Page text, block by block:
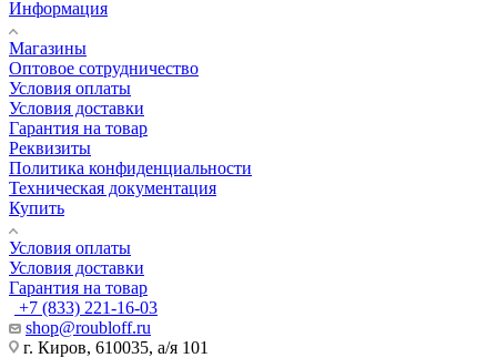
Информация
Магазины
Оптовое сотрудничество
Условия оплаты
Условия доставки
Гарантия на товар
Реквизиты
Политика конфиденциальности
Техническая документация
Купить
Условия оплаты
Условия доставки
Гарантия на товар
+7 (833) 221-16-03
shop@roubloff.ru
г. Киров, 610035, а/я 101